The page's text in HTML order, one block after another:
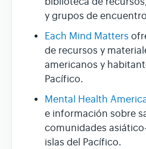
y grupos de
Each Mind Matters
de recursos y
americanos y
Pacífico.
Mental Health
e información sobre
comunidades
islas del Pacífico.